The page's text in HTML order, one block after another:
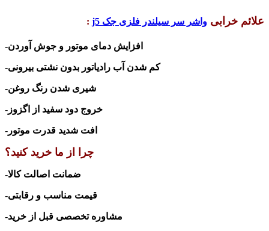
علائم خرابی واشر سر سیلندر فلزی جک j5 :
-افزایش دمای موتور و جوش آوردن
-کم شدن آب رادیاتور بدون نشتی بیرونی
-خروج دود سفید از اگزوز
-افت شدید قدرت موتور
چرا از ما خرید کنید؟
-ضمانت اصالت کالا
-قیمت مناسب و رقابتی
-مشاوره تخصصی قبل از خرید